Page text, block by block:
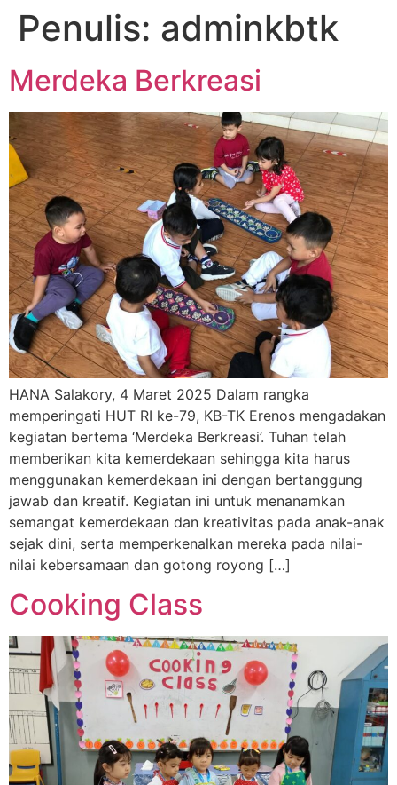
Penulis: adminkbtk
Merdeka Berkreasi
HANA Salakory, 4 Maret 2025 Dalam rangka
memperingati HUT RI ke-79, KB-TK Erenos mengadakan
kegiatan bertema ‘Merdeka Berkreasi’. Tuhan telah
memberikan kita kemerdekaan sehingga kita harus
menggunakan kemerdekaan ini dengan bertanggung
jawab dan kreatif. Kegiatan ini untuk menanamkan
semangat kemerdekaan dan kreativitas pada anak-anak
sejak dini, serta memperkenalkan mereka pada nilai-
nilai kebersamaan dan gotong royong […]
Cooking Class